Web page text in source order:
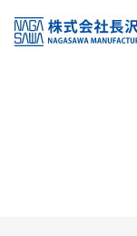
KSS加盟店・取扱店
店舗一覧